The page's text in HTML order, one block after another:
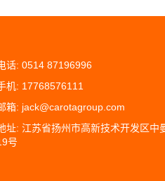
话: 0514 87196996
机: 17768576111
箱: jack@carotagroup.com
址: 江苏省扬州市高新技术开发区中
号